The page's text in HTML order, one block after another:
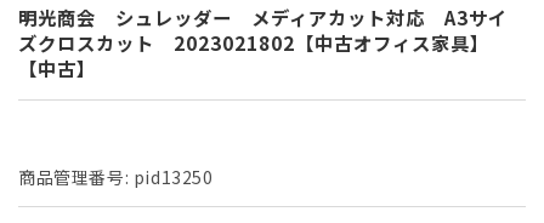
(1)
を
開
く
明光商会 シュレッダー メディアカット対応 A3サイ
ズクロスカット 2023021802【中古オフィス家具】
【中古】
商品管理番号: pid13250